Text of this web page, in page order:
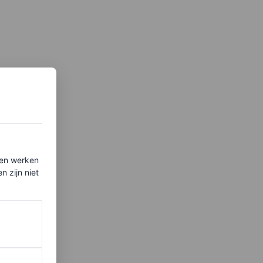
werken
zijn niet